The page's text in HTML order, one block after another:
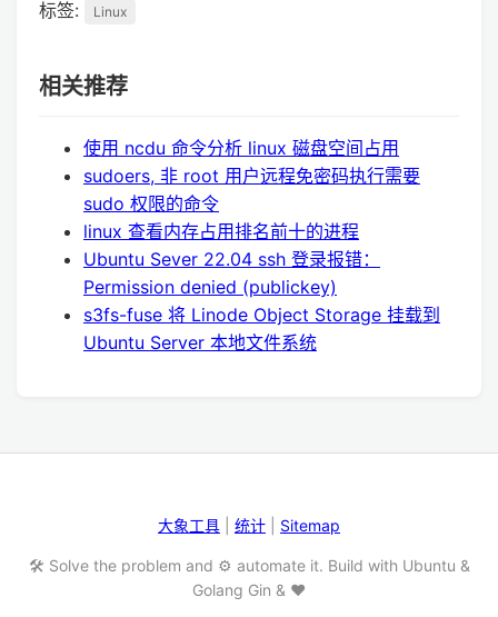
标签: Linux
相关推荐
使用 ncdu 命令分析 linux 磁盘空间占用
sudoers, 非 root 用户远程免密码执行需要
sudo 权限的命令
linux 查看内存占用排名前十的进程
Ubuntu Sever 22.04 ssh 登录报错：
Permission denied (publickey)
s3fs-fuse 将 Linode Object Storage 挂载到
Ubuntu Server 本地文件系统
大象工具 统计 Sitemap
🛠️ Solve the problem and ⚙️ automate it. Build with Ubuntu &
Golang Gin & ❤️